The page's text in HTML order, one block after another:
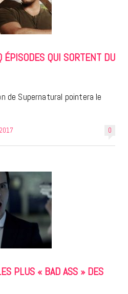
ÉPISODES QUI SORTENT DU
de Supernatural pointera le
0
PLUS « BAD ASS » DES